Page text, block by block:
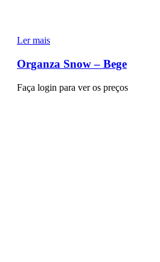
Ler mais
Organza Snow – Bege
Faça login para ver os preços